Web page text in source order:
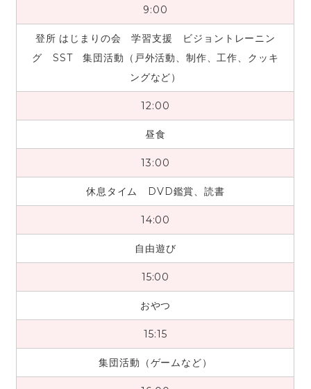
9:00
登所 はじまりの会 学習支援 ビジョントレーニン
グ SST 集団活動（戸外活動、制作、工作、クッキ
ングなど）
12:00
昼食
13:00
休息タイム DVD鑑賞、読書
14:00
自由遊び
15:00
おやつ
15:15
集団活動（ゲームなど）